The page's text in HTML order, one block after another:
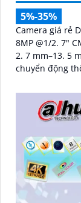
5%-35%
Camera giá rẻ
8MP @1/2. 7"
2. 7 mm–13. 5
chuyển động